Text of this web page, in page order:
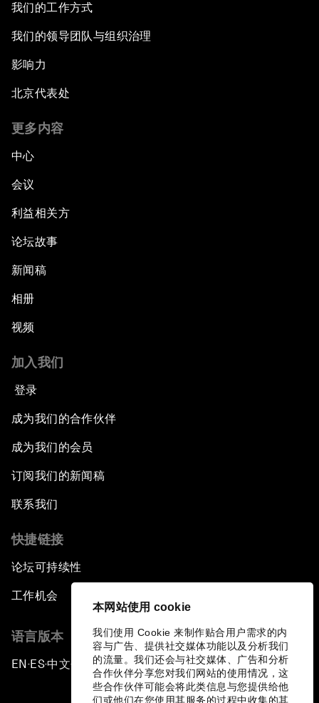
本网站使用 cookie
我们使用 Cookie 来制作贴合用户需求的内
容与广告、提供社交媒体功能以及分析我们
的流量。我们还会与社交媒体、广告和分析
合作伙伴分享您对我们网站的使用情况，这
些合作伙伴可能会将此类信息与您提供给他
们或他们在您使用其服务的过程中收集的其
我们的工作方式
我们的领导团队与组织治理
影响力
北京代表处
更多内容
中心
会议
利益相关方
论坛故事
新闻稿
相册
视频
加入我们
登录
成为我们的合作伙伴
成为我们的会员
订阅我们的新闻稿
联系我们
快捷链接
论坛可持续性
工作机会
语言版本
EN ▪ ES▪中文▪ 日本語